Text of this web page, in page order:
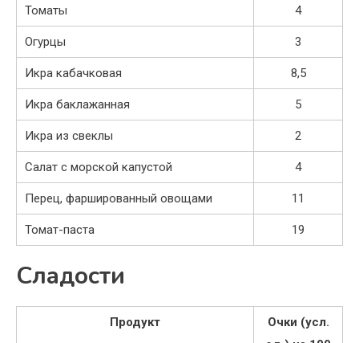
Томаты 4
Огурцы 3
Икра кабачковая 8,5
Икра баклажанная 5
Икра из свеклы 2
Салат с морской капустой 4
Перец, фаршированный овощами 11
Томат-паста 19
Сладости
Продукт
Очки (усл.